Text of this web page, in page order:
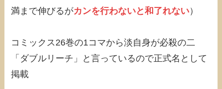
満まで伸びるがカンを行わないと和了れない）
コミックス26巻の1コマから淡自身が必殺の二
「ダブルリーチ」と言っているので正式名として
掲載